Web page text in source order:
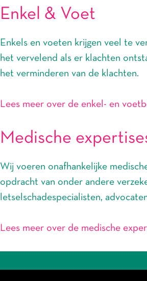
Enkel & Voet
Enkels en voeten krijgen veel te
het vervelend als er klachten
het verminderen van de klachten.
Lees meer over de enkel- en
Medische
Wij voeren onafhankelijke
opdracht van onder andere
letselschadespecialisten,
Lees meer over de medische